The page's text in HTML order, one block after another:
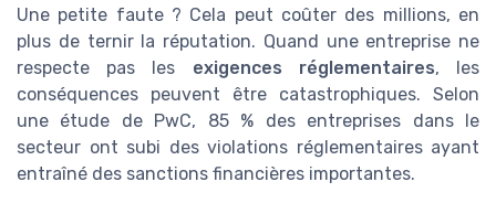
Une petite faute ? Cela peut coûter des millions, en
plus de ternir la réputation. Quand une entreprise ne
respecte pas les exigences réglementaires, les
conséquences peuvent être catastrophiques. Selon
une étude de PwC, 85 % des entreprises dans le
secteur ont subi des violations réglementaires ayant
entraîné des sanctions financières importantes.